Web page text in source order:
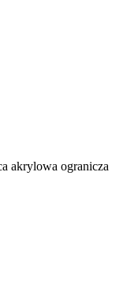
akrylowa ogranicza